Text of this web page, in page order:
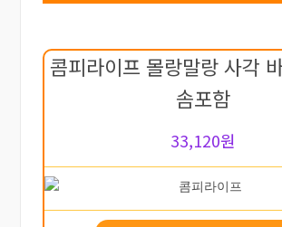
콤피라이프 몰랑말랑 사각
솜포함
33,120원